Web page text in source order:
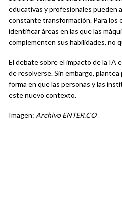
educativas y profesionales pueden
constante transformación. Para los
identificar áreas en las que las
complementen sus habilidades, no
El debate sobre el impacto de la IA
de resolverse. Sin embargo,
forma en que las personas y las
este nuevo contexto.
Imagen: Archivo ENTER.CO